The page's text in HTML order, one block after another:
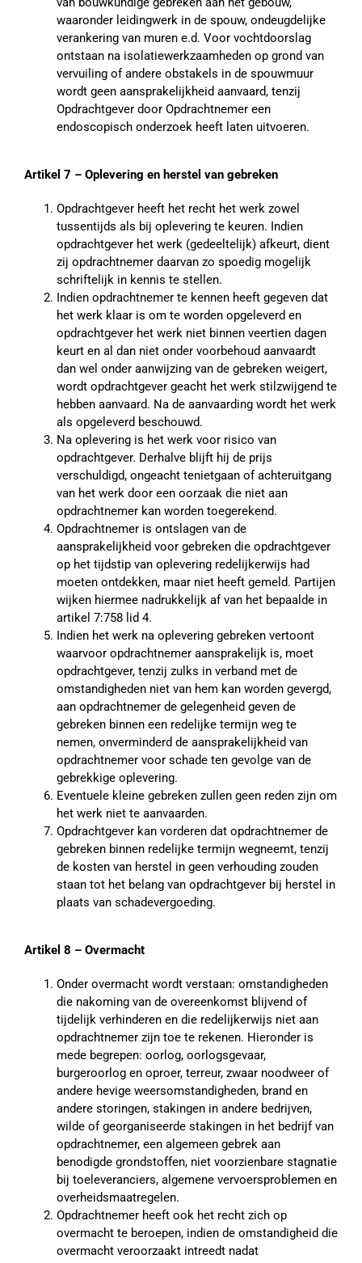
waaronder leidingwerk in de spouw, ondeugdelijke
verankering van muren e.d. Voor vochtdoorslag
ontstaan na isolatiewerkzaamheden op grond van
vervuiling of andere obstakels in de spouwmuur
wordt geen aansprakelijkheid aanvaard, tenzij
Opdrachtgever door Opdrachtnemer een
endoscopisch onderzoek heeft laten uitvoeren.
Artikel 7 – Oplevering en herstel van gebreken
Opdrachtgever heeft het recht het werk zowel
tussentijds als bij oplevering te keuren. Indien
opdrachtgever het werk (gedeeltelijk) afkeurt, dient
zij opdrachtnemer daarvan zo spoedig mogelijk
schriftelijk in kennis te stellen.
Indien opdrachtnemer te kennen heeft gegeven dat
het werk klaar is om te worden opgeleverd en
opdrachtgever het werk niet binnen veertien dagen
keurt en al dan niet onder voorbehoud aanvaardt
dan wel onder aanwijzing van de gebreken weigert,
wordt opdrachtgever geacht het werk stilzwijgend te
hebben aanvaard. Na de aanvaarding wordt het werk
als opgeleverd beschouwd.
Na oplevering is het werk voor risico van
opdrachtgever. Derhalve blijft hij de prijs
verschuldigd, ongeacht tenietgaan of achteruitgang
van het werk door een oorzaak die niet aan
opdrachtnemer kan worden toegerekend.
Opdrachtnemer is ontslagen van de
aansprakelijkheid voor gebreken die opdrachtgever
op het tijdstip van oplevering redelijkerwijs had
moeten ontdekken, maar niet heeft gemeld. Partijen
wijken hiermee nadrukkelijk af van het bepaalde in
artikel 7:758 lid 4.
Indien het werk na oplevering gebreken vertoont
waarvoor opdrachtnemer aansprakelijk is, moet
opdrachtgever, tenzij zulks in verband met de
omstandigheden niet van hem kan worden gevergd,
aan opdrachtnemer de gelegenheid geven de
gebreken binnen een redelijke termijn weg te
nemen, onverminderd de aansprakelijkheid van
opdrachtnemer voor schade ten gevolge van de
gebrekkige oplevering.
Eventuele kleine gebreken zullen geen reden zijn om
het werk niet te aanvaarden.
Opdrachtgever kan vorderen dat opdrachtnemer de
gebreken binnen redelijke termijn wegneemt, tenzij
de kosten van herstel in geen verhouding zouden
staan tot het belang van opdrachtgever bij herstel in
plaats van schadevergoeding.
Artikel 8 – Overmacht
Onder overmacht wordt verstaan: omstandigheden
die nakoming van de overeenkomst blijvend of
tijdelijk verhinderen en die redelijkerwijs niet aan
opdrachtnemer zijn toe te rekenen. Hieronder is
mede begrepen: oorlog, oorlogsgevaar,
burgeroorlog en oproer, terreur, zwaar noodweer of
andere hevige weersomstandigheden, brand en
andere storingen, stakingen in andere bedrijven,
wilde of georganiseerde stakingen in het bedrijf van
opdrachtnemer, een algemeen gebrek aan
benodigde grondstoffen, niet voorzienbare stagnatie
bij toeleveranciers, algemene vervoersproblemen en
overheidsmaatregelen.
Opdrachtnemer heeft ook het recht zich op
overmacht te beroepen, indien de omstandigheid die
overmacht veroorzaakt intreedt nadat